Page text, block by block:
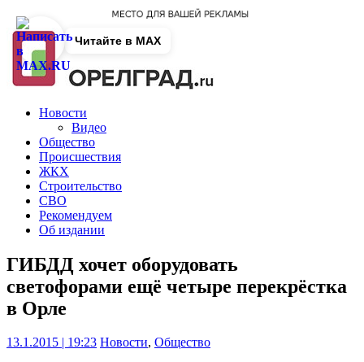
Новости
Видео
Общество
Происшествия
ЖКХ
Строительство
СВО
Рекомендуем
Об издании
ГИБДД хочет оборудовать
светофорами ещё четыре перекрёстка
в Орле
13.1.2015 | 19:23 Новости, Общество
Читайте в MAX